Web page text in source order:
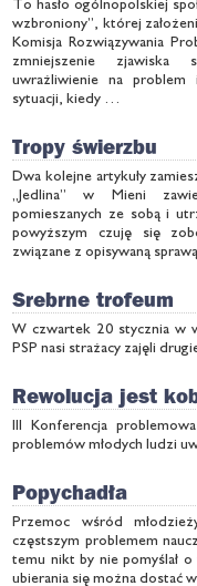
wzbroniony”, której
Komisja Rozwiązywania
zmniejszenie zjawiska
uwrażliwienie na problem
sytuacji, kiedy …
Tropy świerzbu
Dwa kolejne artykuły
„Jedlina” w Mieni
pomieszanych ze sobą i
powyższym czuję się
związane z opisywaną sprawą
Srebrne trofeum
W czwartek 20 stycznia w
PSP nasi strażacy zajęli
Rewolucja jest
III Konferencja
problemów młodych ludzi
Popychadła
Przemoc wśród
częstszym problemem
temu nikt by nie pomyślał
ubierania się można dostać